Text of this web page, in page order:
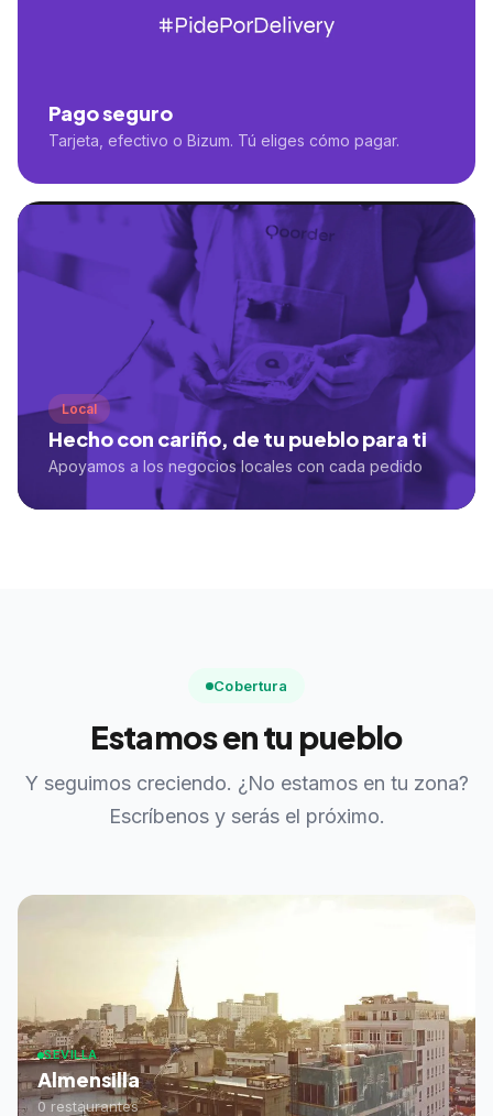
Pago seguro
Tarjeta, efectivo o Bizum. Tú eliges cómo pagar.
Local
Hecho con cariño, de tu pueblo para ti
Apoyamos a los negocios locales con cada pedido
Cobertura
Estamos en tu pueblo
Y seguimos creciendo. ¿No estamos en tu zona?
Escríbenos y serás el próximo.
SEVILLA
Almensilla
0 restaurantes